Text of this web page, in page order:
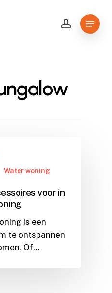
account
Menu
Water woning
voor in
is een
te ontspannen
Of…
Close